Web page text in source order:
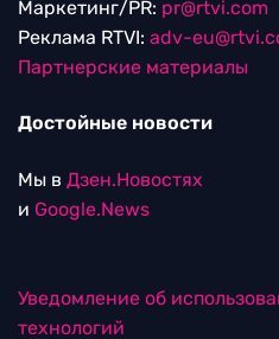
Маркетинг/PR: pr@rtvi.com
Реклама RTVI: adv-
Партнерские материалы
Достойные новости
Мы в Дзен.Новостях
и Google.News
Уведомление об
технологий